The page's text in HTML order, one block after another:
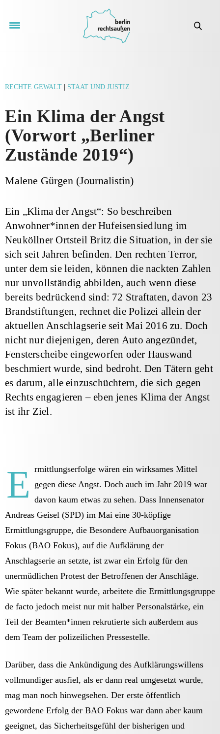
RECHTE GEWALT STAAT UND JUSTIZ
Ein Klima der Angst
(Vorwort „Berliner
Zustände 2019“)
Malene Gürgen (Journalistin)
Ein „Klima der Angst“: So beschreiben
Anwohner*innen der Hufeisensiedlung im
Neuköllner Ortsteil Britz die Situation, in der sie
sich seit Jahren befinden. Den rechten Terror,
unter dem sie leiden, können die nackten Zahlen
nur unvollständig abbilden, auch wenn diese
bereits bedrückend sind: 72 Straftaten, davon 23
Brandstiftungen, rechnet die Polizei allein der
aktuellen Anschlagserie seit Mai 2016 zu. Doch
nicht nur diejenigen, deren Auto angezündet,
Fensterscheibe eingeworfen oder Hauswand
beschmiert wurde, sind bedroht. Den Tätern geht
es darum, alle einzuschüchtern, die sich gegen
Rechts engagieren – eben jenes Klima der Angst
ist ihr Ziel.
E rmittlungserfolge wären ein wirksames Mittel
gegen diese Angst. Doch auch im Jahr 2019 war
davon kaum etwas zu sehen. Dass Innensenator
Andreas Geisel (SPD) im Mai eine 30-köpfige
Ermittlungsgruppe, die Besondere Aufbauorganisation
Fokus (BAO Fokus), auf die Aufklärung der
Anschlagserie an setzte, ist zwar ein Erfolg für den
unermüdlichen Protest der Betroffenen der Anschläge.
Wie später bekannt wurde, arbeitete die Ermittlungsgruppe
de facto jedoch meist nur mit halber Personalstärke, ein
Teil der Beamten*innen rekrutierte sich außerdem aus
dem Team der polizeilichen Pressestelle.
Darüber, dass die Ankündigung des Aufklärungswillens
vollmundiger ausfiel, als er dann real umgesetzt wurde,
mag man noch hinwegsehen. Der erste öffentlich
gewordene Erfolg der BAO Fokus war dann aber kaum
geeignet, das Sicherheitsgefühl der bisherigen und